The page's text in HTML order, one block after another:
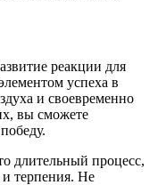
реакции для
успеха в
и своевременно
вы сможете
длительный процесс,
и терпения. Не